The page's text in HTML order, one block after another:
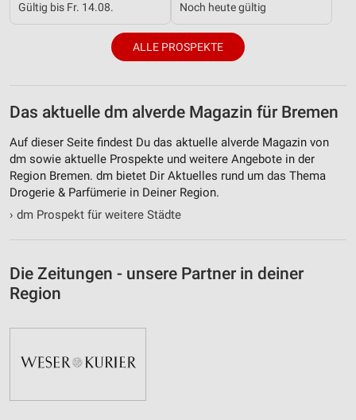
Gültig bis Fr. 14.08. Noch heute gültig
ALLE PROSPEKTE
Das aktuelle dm alverde Magazin für Bremen
Auf dieser Seite findest Du das aktuelle alverde Magazin von
dm sowie aktuelle Prospekte und weitere Angebote in der
Region Bremen. dm bietet Dir Aktuelles rund um das Thema
Drogerie & Parfümerie in Deiner Region.
› dm Prospekt für weitere Städte
Die Zeitungen - unsere Partner in deiner
Region
Notwendig
Werbung